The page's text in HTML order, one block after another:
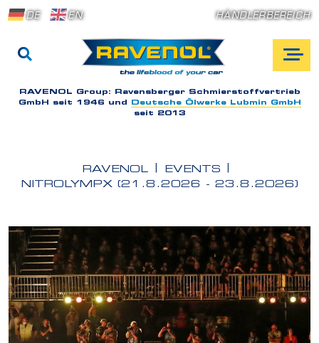
DE EN HÄNDLERBEREICH
RAVENOL Group: Ravensberger Schmierstoffvertrieb
GmbH seit 1946 und
Deutsche Ölwerke Lubmin GmbH
seit 2013
RAVENOL
EVENTS
NITROLYMPX (21.8.2026 - 23.8.2026)